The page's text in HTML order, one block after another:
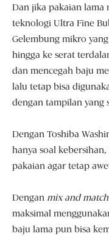
Dan jika pakaian lama
teknologi Ultra Fine
Gelembung mikro
hingga ke serat
dan mencegah baju
lalu tetap bisa
dengan tampilan yang
Dengan Toshiba
hanya soal
pakaian agar tetap
Dengan mix and match
maksimal
baju lama pun bisa